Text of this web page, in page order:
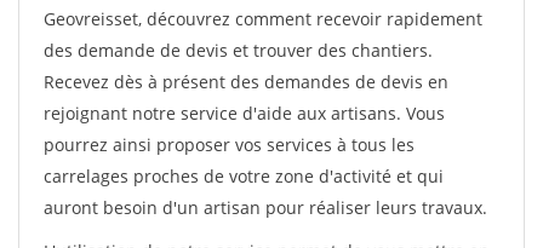
Geovreisset, découvrez comment recevoir rapidement
des demande de devis et trouver des chantiers.
Recevez dès à présent des demandes de devis en
rejoignant notre service d'aide aux artisans. Vous
pourrez ainsi proposer vos services à tous les
carrelages proches de votre zone d'activité et qui
auront besoin d'un artisan pour réaliser leurs travaux.